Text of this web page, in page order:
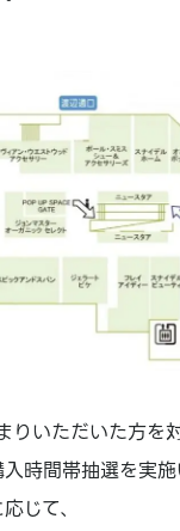
いただいた方を
時間帯抽選を実施
じて、